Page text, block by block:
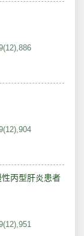
丙型肝炎患者